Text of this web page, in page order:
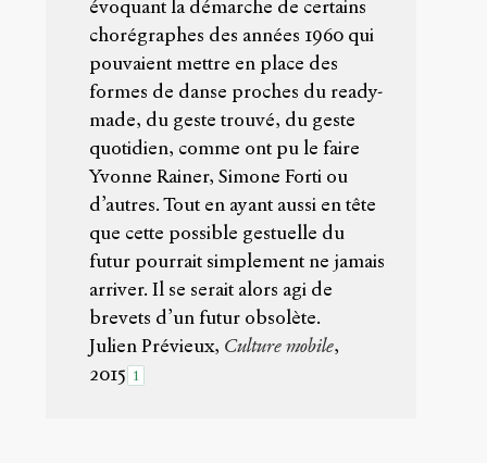
Copier la
référence
Chicago
Copier la
Bibtex
Creative
évoquant la démarche de certains
chorégraphes des années 1960 qui
pouvaient mettre en place des
formes de danse proches du ready-
made, du geste trouvé, du geste
quotidien, comme ont pu le faire
Yvonne Rainer, Simone Forti ou
d’autres. Tout en ayant aussi en tête
que cette possible gestuelle du
futur pourrait simplement ne jamais
arriver. Il se serait alors agi de
brevets d’un futur obsolète.
Julien Prévieux, Culture mobile,
2015 1